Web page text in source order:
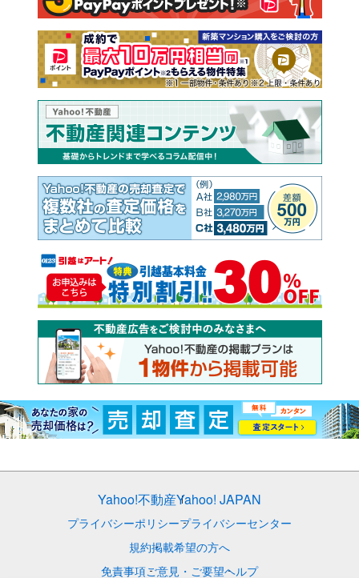
売却査定
Yahoo!不動産Yahoo! JAPAN
プライバシーポリシープライバシーセンター
規約掲載希望の方へ
免責事項ご意見・ご要望ヘルプ